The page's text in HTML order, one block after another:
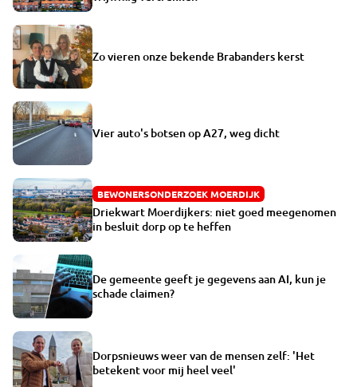
Zo vieren onze bekende Brabanders kerst
Vier auto's botsen op A27, weg dicht
BEWONERSONDERZOEK MOERDIJK
Driekwart Moerdijkers: niet goed meegenomen
in besluit dorp op te heffen
De gemeente geeft je gegevens aan AI, kun je
schade claimen?
Dorpsnieuws weer van de mensen zelf: 'Het
betekent voor mij heel veel'